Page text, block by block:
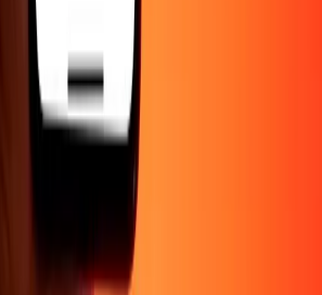
Corporativo